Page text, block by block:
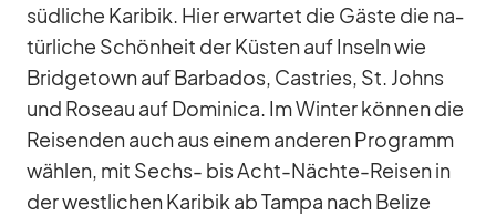
süd­li­che Ka­ri­bik. Hier er­war­tet die Gäste die na­
tür­li­che Schön­heit der Küs­ten auf In­seln wie
Bridge­town auf Bar­ba­dos, Cas­tries, St. Johns
und Ro­seau auf Do­mi­nica. Im Win­ter kön­nen die
Rei­sen­den auch aus ei­nem an­de­ren Pro­gramm
wäh­len, mit Sechs- bis Acht-Nächte-Rei­sen in
der west­li­chen Ka­ri­bik ab Tampa nach Be­lize